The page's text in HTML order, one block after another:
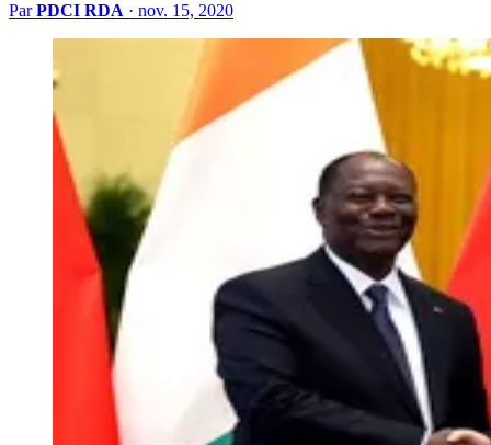
ParPDCI RDA · nov. 15, 2020